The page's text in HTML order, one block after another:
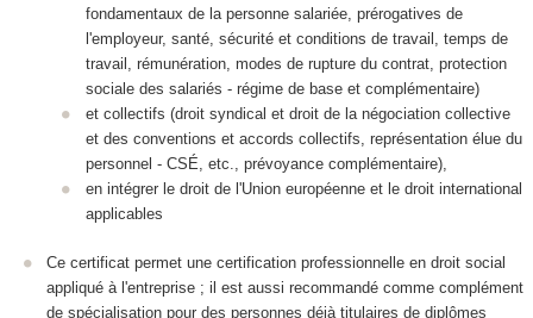
fondamentaux de la personne salariée, prérogatives de
l'employeur, santé, sécurité et conditions de travail, temps de
travail, rémunération, modes de rupture du contrat, protection
sociale des salariés - régime de base et complémentaire)
et collectifs (droit syndical et droit de la négociation collective
et des conventions et accords collectifs, représentation élue du
personnel - CSÉ, etc., prévoyance complémentaire),
en intégrer le droit de l'Union européenne et le droit international
applicables
Ce certificat permet une certification professionnelle en droit social
appliqué à l'entreprise ; il est aussi recommandé comme complément
de spécialisation pour des personnes déjà titulaires de diplômes